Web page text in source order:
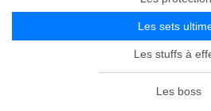
Les sets
Les stuffs à
Les boss